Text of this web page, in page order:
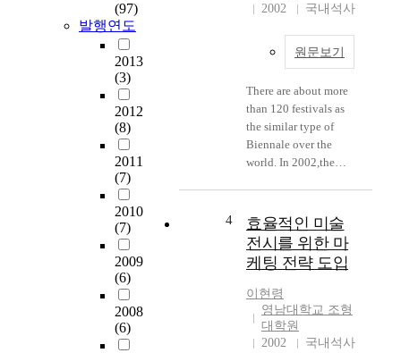
(97)
발행연도
2013
(3)
2012
(8)
2011
(7)
2010
(7)
2009
(6)
2008
(6)
2002
국내석사
원문보기
There are about more
than 120 festivals as
the similar type of
Biennale over the
world. In 2002,the
an effective way with
collecting a lot of
modern worhs in the
field of fine arts every
other year that the
current stream and
trend of modern art can
be recognized over the
4
효율적인 미술
전시를 위한 마
케팅 전략 도입
이현령
영남대학교 조형
대학원
2002
국내석사